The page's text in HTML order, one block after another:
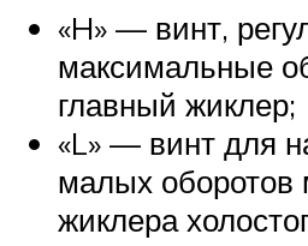
«H» — винт,
максимальные
главный жиклер;
«L» — винт для
малых оборотов
жиклера